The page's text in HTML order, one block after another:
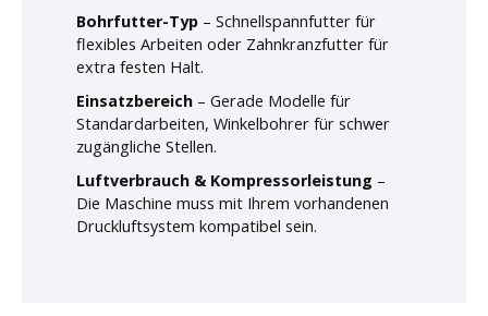
Bohrfutter-Typ – Schnellspannfutter für
flexibles Arbeiten oder Zahnkranzfutter für
extra festen Halt.
Einsatzbereich – Gerade Modelle für
Standardarbeiten, Winkelbohrer für schwer
zugängliche Stellen.
Luftverbrauch & Kompressorleistung –
Die Maschine muss mit Ihrem vorhandenen
Druckluftsystem kompatibel sein.